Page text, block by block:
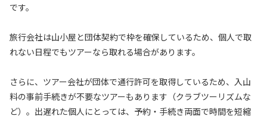
です。
旅行会社は山小屋と団体契約で枠を確保しているため、個人で取
れない日程でもツアーなら取れる場合があります。
さらに、ツアー会社が団体で通行許可を取得しているため、入山
料の事前手続きが不要なツアーもあります（クラブツーリズムな
ど）。出遅れた個人にとっては、予約・手続き両面で時間を短縮